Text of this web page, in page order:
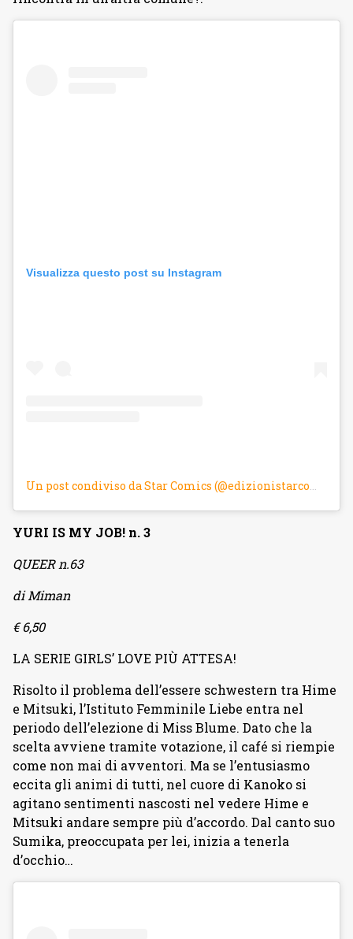
Visualizza questo post su Instagram
Un post condiviso da Star Comics (@edizionistarcomics)
YURI IS MY JOB! n. 3
QUEER n.63
di Miman
€ 6,50
LA SERIE GIRLS’ LOVE PIÙ ATTESA!
Risolto il problema dell’essere schwestern tra Hime
e Mitsuki, l’Istituto Femminile Liebe entra nel
periodo dell’elezione di Miss Blume. Dato che la
scelta avviene tramite votazione, il café si riempie
come non mai di avventori. Ma se l’entusiasmo
eccita gli animi di tutti, nel cuore di Kanoko si
agitano sentimenti nascosti nel vedere Hime e
Mitsuki andare sempre più d’accordo. Dal canto suo
Sumika, preoccupata per lei, inizia a tenerla
d’occhio…